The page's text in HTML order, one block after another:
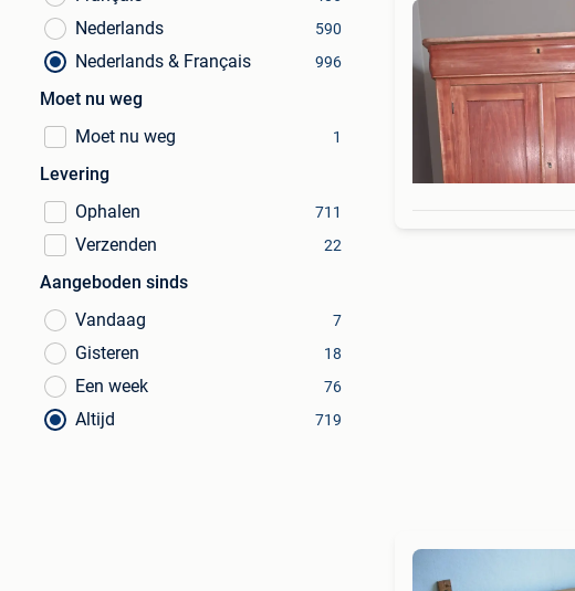
Nederlands 590
Nederlands & Français 996
Moet nu weg
Moet nu weg
1
Levering
Ophalen
711
Verzenden 22
Aangeboden sinds
Vandaag
7
Gisteren 18
Een week 76
Altijd 719